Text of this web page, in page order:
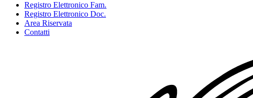
Registro Elettronico Fam.
Registro Elettronico Doc.
Area Riservata
Contatti